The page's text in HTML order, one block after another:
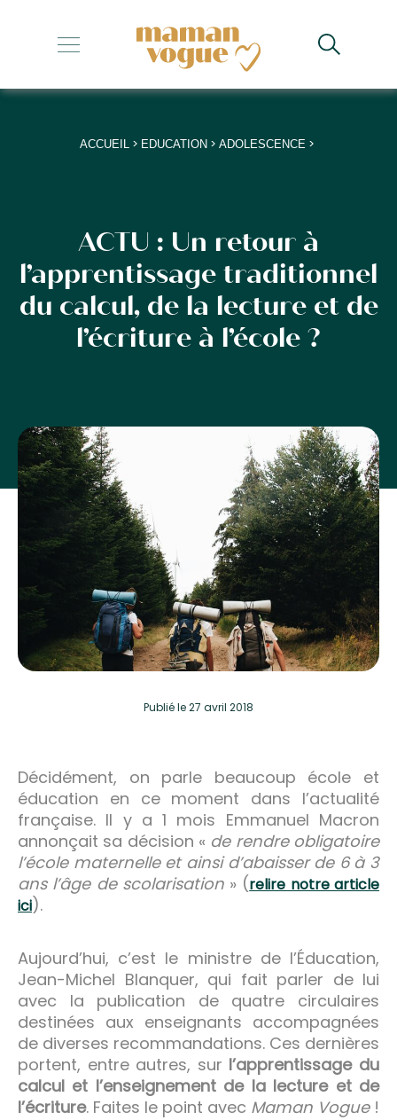
+
+
+
+
ACCUEIL > EDUCATION > ADOLESCENCE >
ACTU : Un retour à
l’apprentissage traditionnel
du calcul, de la lecture et de
l’écriture à l’école ?
Publiéle 27 avril 2018
Décidément, on parle beaucoup école et
éducation en ce moment dans l’actualité
française. Il y a 1 mois Emmanuel Macron
annonçait sa décision « de rendre obligatoire
l’école maternelle et ainsi d’abaisser de 6 à 3
ans l’âge de scolarisation» (relire notre article
ici).
Aujourd’hui, c’est le ministre de l’Éducation,
Jean-Michel Blanquer, qui fait parler de lui
avec la publication de quatre circulaires
destinées aux enseignants accompagnées
de diverses recommandations. Ces dernières
portent, entre autres, sur l’apprentissage du
calcul et l’enseignement de la lecture et de
l’écriture. Faites le point avec Maman Vogue!